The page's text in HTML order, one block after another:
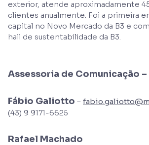
exterior, atende aproximadamente
clientes anualmente. Foi a primeira
capital no Novo Mercado da B3 e
hall de sustentabilidade da B3.
Assessoria de Comunicação –
Fábio Galiotto –
(43) 9 9171-6625
Rafael Machado